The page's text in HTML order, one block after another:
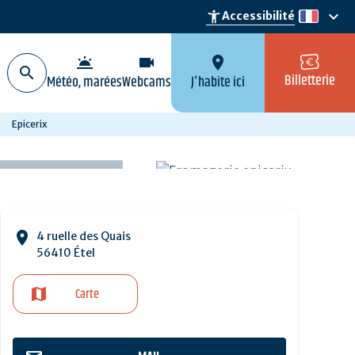
accessibility_newAccessibilité fr
keyboard_arrow_down
wb_twilight
Météo, marées
videocam
Webcams
location_on
J'habite ici Billetterie
Epicerix
4 ruelle des Quais
56410 Étel
Carte